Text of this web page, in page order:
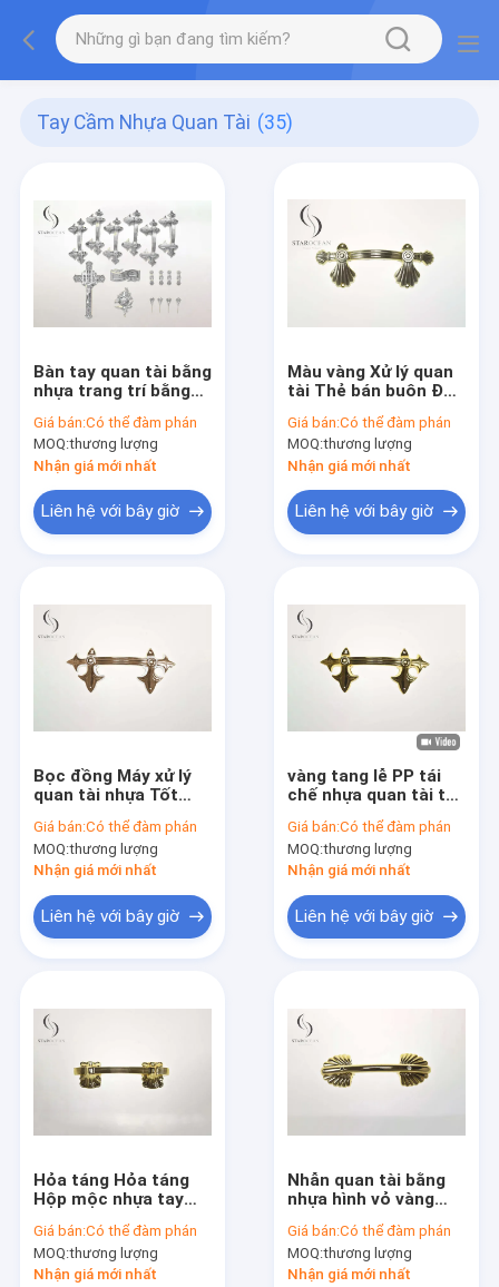
Tay Cầm Nhựa Quan Tài (35)
Bàn tay quan tài bằng
nhựa trang trí bằng
vật liệu nhựa
P9001set
Giá bán:Có thể đàm phán
MOQ:thương lượng
Nhận giá mới nhất
Liên hệ với bây giờ
Màu vàng Xử lý quan
tài Thẻ bán buôn Đối
nuôi P9801*
Giá bán:Có thể đàm phán
MOQ:thương lượng
Nhận giá mới nhất
Liên hệ với bây giờ
Bọc đồng Máy xử lý
quan tài nhựa Tốt
sử dụng để trang trí
quan tài
Giá bán:Có thể đàm phán
MOQ:thương lượng
Nhận giá mới nhất
Liên hệ với bây giờ
vàng tang lễ PP tái
chế nhựa quan tài tay
trọng lượng 50kg
P9001
Giá bán:Có thể đàm phán
MOQ:thương lượng
Nhận giá mới nhất
Liên hệ với bây giờ
Hỏa táng Hỏa táng
Hộp mộc nhựa tay
chế Trọng lượng nhẹ
P9002
Giá bán:Có thể đàm phán
MOQ:thương lượng
Nhận giá mới nhất
Nhẫn quan tài bằng
nhựa hình vỏ vàng
với độ bền cao P9003
Giá bán:Có thể đàm phán
MOQ:thương lượng
Nhận giá mới nhất